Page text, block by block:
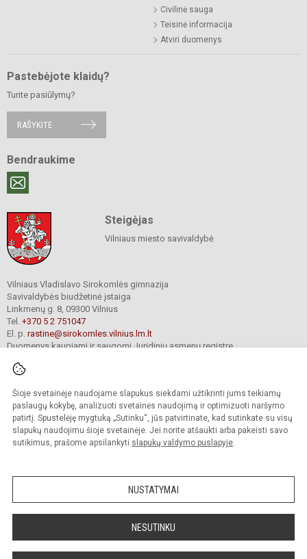
Šioje svetainėje naudojame slapukus siekdami užtikrinti jums teikiamų
paslaugų kokybę, analizuoti svetainės naudojimą ir optimizuoti naršymo
patirtį. Spustelėję mygtuką „Sutinku“, jūs patvirtinate, kad sutinkate su visų
slapukų naudojimu šioje svetainėje. Jei norite atšaukti arba pakeisti savo
sutikimus, prašome apsilankyti slapukų valdymo puslapyje.
NUSTATYMAI
NESUTINKU
Civilinė sauga
Teisinė informacija
Atviri duomenys
Pastebėjote klaidų?
Turite pasiūlymų?
RAŠYKITE
Bendraukime
Steigėjas
Vilniaus miesto savivaldybė
Vilniaus Vladislavo Sirokomlės gimnazija
Savivaldybės biudžetinė įstaiga
Linkmenų g. 8, 09300 Vilnius
Tel. +370 5 2 751047
El. p. rastine@sirokomles.vilnius.lm.lt
Duomenys kaupiami ir saugomi Juridinių asmenų registre
© 2020. Vilniaus Vladislavo Sirokomlės gimnazija. Visos teisės saugomos.
Kopijuoti turinį be raštiško gimnazijos sutikimo griežtai draudžiama.
Versija neįgaliesiems Slapukų valdymas